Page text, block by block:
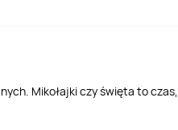
Mikołajki czy święta to